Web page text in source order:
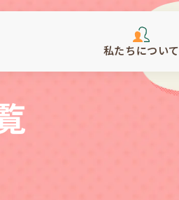
私たちについて